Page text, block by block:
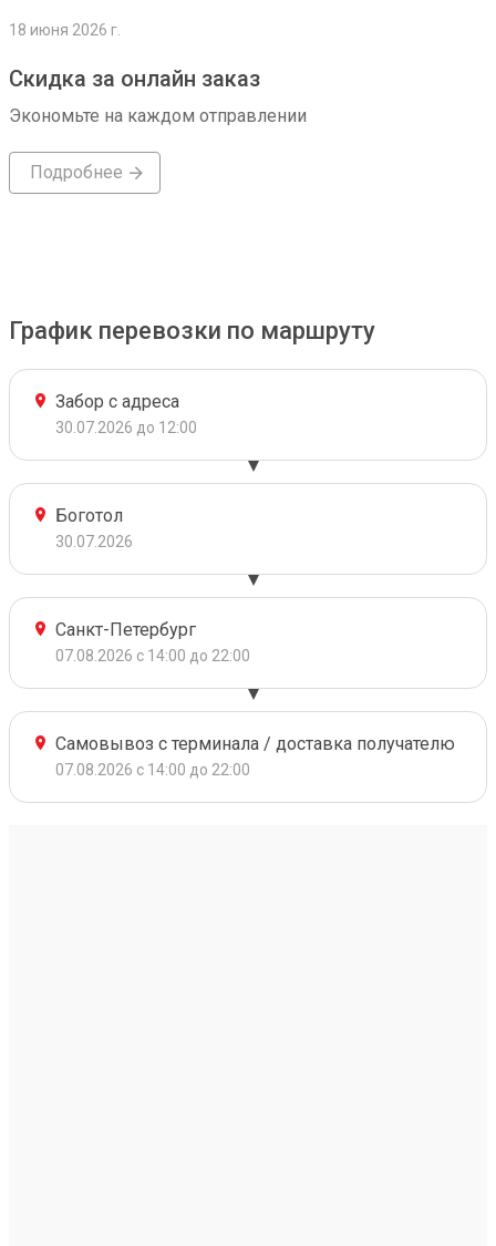
18 июня 2026 г.
Скидка за онлайн заказ
Экономьте на каждом отправлении
Подробнее
График перевозки по маршруту
Забор с адреса
30.07.2026 до 12:00
Боготол
30.07.2026
Санкт-Петербург
07.08.2026 с 14:00 до 22:00
Самовывоз с терминала / доставка получателю
07.08.2026 с 14:00 до 22:00